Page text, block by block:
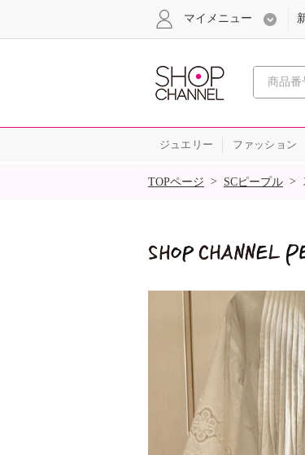
マイメニュー
ジュエリー ファッション
SALE
TOPページ > SCピープル >